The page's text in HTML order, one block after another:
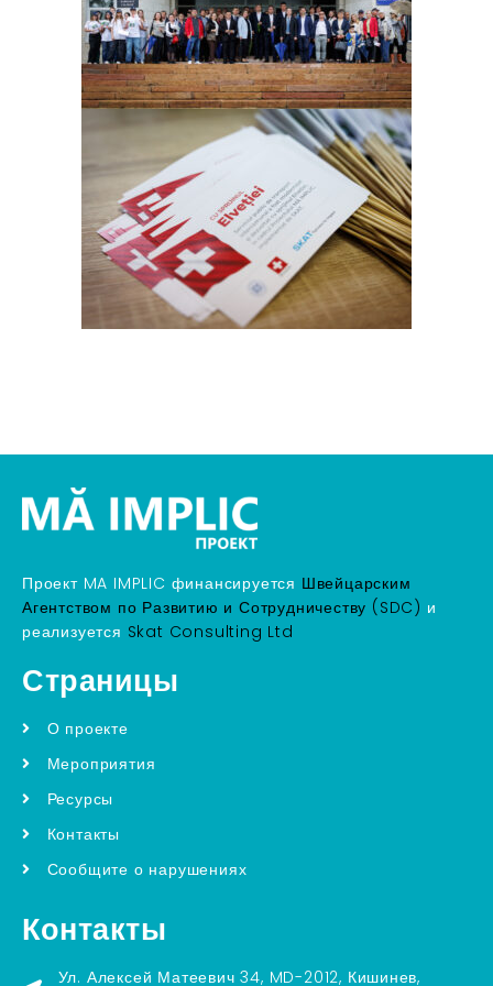
Проект MA IMPLIC финансируется Швейцарским
Агентством по Развитию и Сотрудничеству (SDC) и
реализуется Skat Consulting Ltd
Страницы
О проекте
Мероприятия
Ресурсы
Контакты
Сообщите о нарушениях
Контакты
Ул. Алексей Матеевич 34, MD-2012, Кишинев,